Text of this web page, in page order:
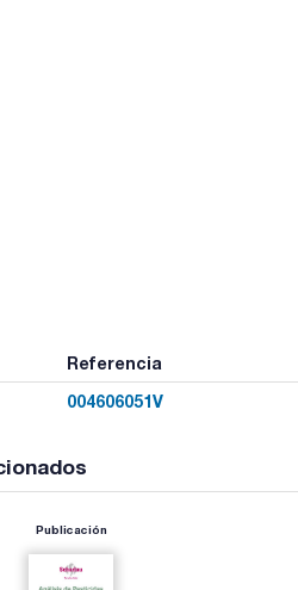
Referencia
004606051V
Publicación